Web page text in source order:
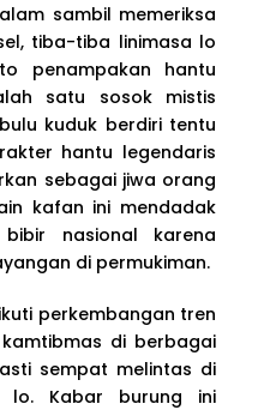
sambil memeriksa
tiba-tiba linimasa lo
penampakan hantu
satu sosok mistis
kuduk berdiri tentu
hantu legendaris
sebagai jiwa orang
kafan ini mendadak
nasional karena
di permukiman.
perkembangan tren
di berbagai
sempat melintas di
lo. Kabar burung ini